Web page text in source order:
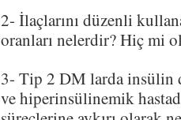
2- İlaçlarını düzenli
oranları nelerdir? Hiç mi
3- Tip 2 DM larda insülin
ve hiperinsülinemik